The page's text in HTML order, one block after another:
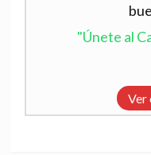
"Únete al
Ver